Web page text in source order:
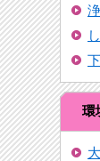
環